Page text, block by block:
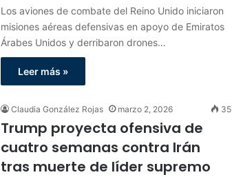
Los aviones de combate del Reino Unido iniciaron
misiones aéreas defensivas en apoyo de Emiratos
Árabes Unidos y derribaron drones…
Leer más »
Claudia González Rojas marzo 2, 2026 35
Trump proyecta ofensiva de
cuatro semanas contra Irán
tras muerte de líder supremo